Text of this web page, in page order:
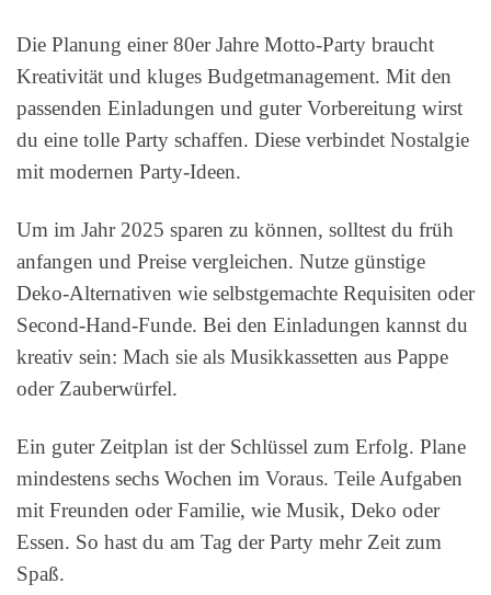
Die Planung einer 80er Jahre Motto-Party braucht
Kreativität und kluges Budgetmanagement. Mit den
passenden Einladungen und guter Vorbereitung wirst
du eine tolle Party schaffen. Diese verbindet Nostalgie
mit modernen Party-Ideen.
Um im Jahr 2025 sparen zu können, solltest du früh
anfangen und Preise vergleichen. Nutze günstige
Deko-Alternativen wie selbstgemachte Requisiten oder
Second-Hand-Funde. Bei den Einladungen kannst du
kreativ sein: Mach sie als Musikkassetten aus Pappe
oder Zauberwürfel.
Ein guter Zeitplan ist der Schlüssel zum Erfolg. Plane
mindestens sechs Wochen im Voraus. Teile Aufgaben
mit Freunden oder Familie, wie Musik, Deko oder
Essen. So hast du am Tag der Party mehr Zeit zum
Spaß.